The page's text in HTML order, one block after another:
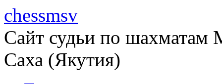
chessmsv
Сайт судьи по шахматам
Саха (Якутия)